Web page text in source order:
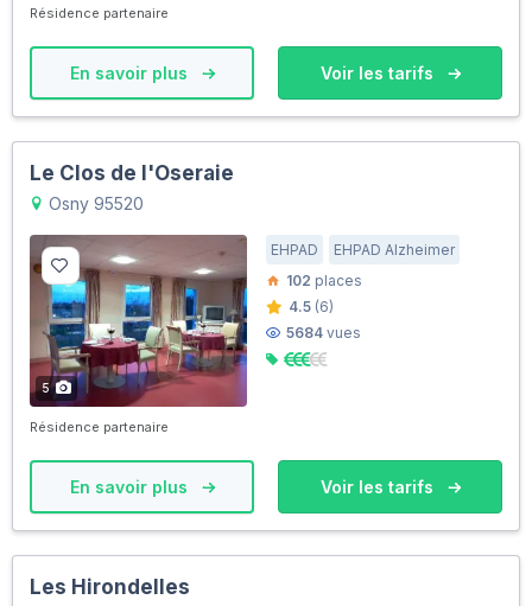
Résidence partenaire
En savoir plus Voir les tarifs
Le Clos de l'Oseraie
Osny 95520
5
EHPAD
EHPAD Alzheimer
102 places
4.5 (6)
5684 vues
Résidence partenaire
En savoir plus Voir les tarifs
Les Hirondelles